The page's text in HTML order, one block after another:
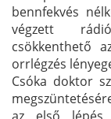
bennfekvés
végzett
csökkenthető
orrlégzés
Csóka doktor